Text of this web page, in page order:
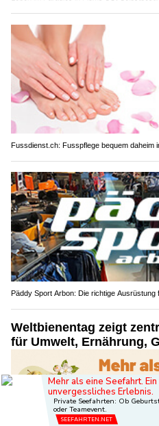
Fussdienst.ch: Fusspflege bequem daheim
Päddy Sport Arbon: Die richtige Ausrüstung
Weltbienentag zeigt
für Umwelt, Ernährung,